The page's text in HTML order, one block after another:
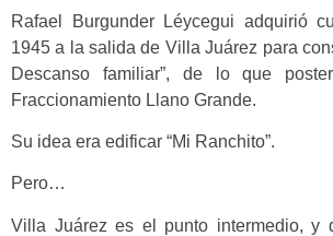
Rafael Burgunder Léycegui adquirió
1945 a la salida de Villa Juárez para
Descanso familiar”, de lo que
Fraccionamiento Llano Grande.
Su idea era edificar “Mi Ranchito”.
Pero…
Villa Juárez es el punto intermedio, y